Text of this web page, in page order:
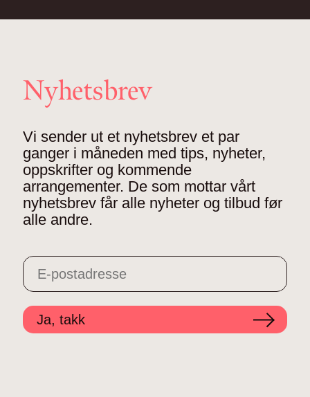
Nyhetsbrev
Vi sender ut et nyhetsbrev et par
ganger i måneden med tips, nyheter,
oppskrifter og kommende
arrangementer. De som mottar vårt
nyhetsbrev får alle nyheter og tilbud før
alle andre.
Ja, takk